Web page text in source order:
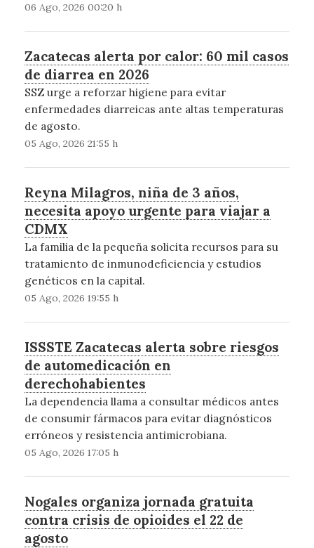
06 Ago, 2026 00:20 h
Zacatecas alerta por calor: 60 mil casos
de diarrea en 2026
SSZ urge a reforzar higiene para evitar
enfermedades diarreicas ante altas temperaturas
de agosto.
05 Ago, 2026 21:55 h
Reyna Milagros, niña de 3 años,
necesita apoyo urgente para viajar a
CDMX
La familia de la pequeña solicita recursos para su
tratamiento de inmunodeficiencia y estudios
genéticos en la capital.
05 Ago, 2026 19:55 h
ISSSTE Zacatecas alerta sobre riesgos
de automedicación en
derechohabientes
La dependencia llama a consultar médicos antes
de consumir fármacos para evitar diagnósticos
erróneos y resistencia antimicrobiana.
05 Ago, 2026 17:05 h
Nogales organiza jornada gratuita
contra crisis de opioides el 22 de
agosto